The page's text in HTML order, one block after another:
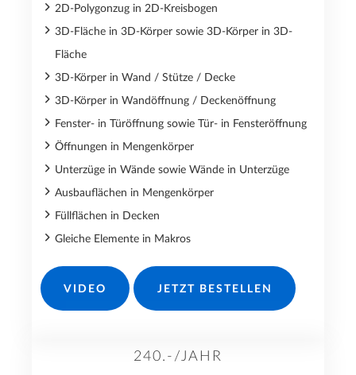
2D-Polygonzug in 2D-Kreisbogen
3D-Fläche in 3D-Körper sowie 3D-Körper in 3D-
Fläche
3D-Körper in Wand / Stütze / Decke
3D-Körper in Wandöffnung / Deckenöffnung
Fenster- in Türöffnung sowie Tür- in Fensteröffnung
Öffnungen in Mengenkörper
Unterzüge in Wände sowie Wände in Unterzüge
Ausbauflächen in Mengenkörper
Füllflächen in Decken
Gleiche Elemente in Makros
VIDEO JETZT BESTELLEN
240.-/JAHR